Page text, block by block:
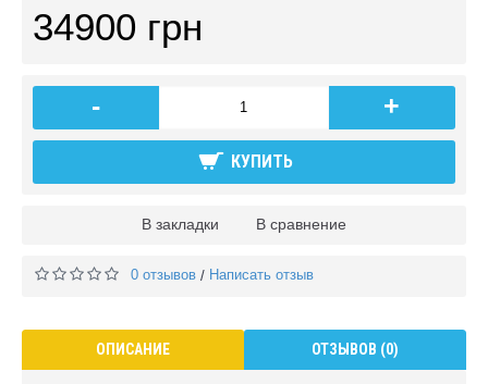
34900 грн
- +
КУПИТЬ
В закладки В сравнение
0 отзывов / Написать отзыв
ОПИСАНИЕ ОТЗЫВОВ (0)